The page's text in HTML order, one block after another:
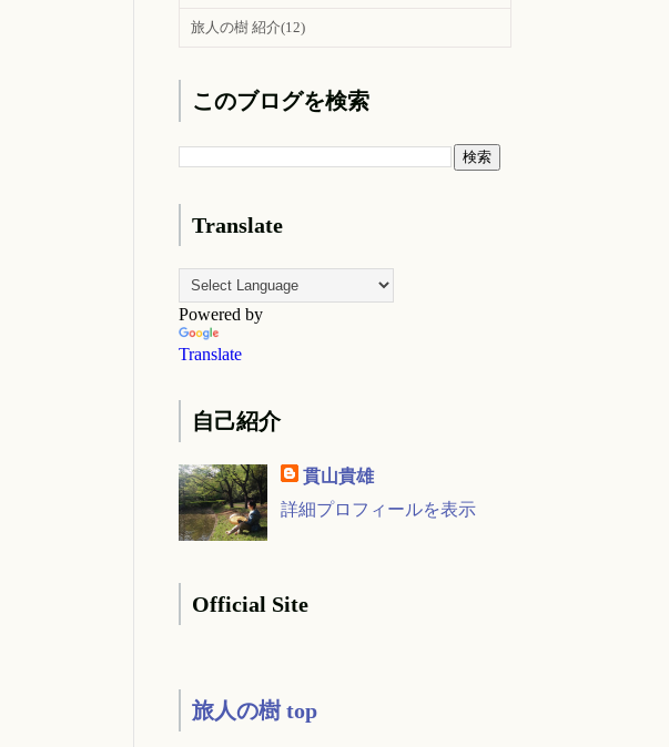
旅人の樹 紹介(12)
このブログを検索
Translate
Powered by
Translate
自己紹介
貫山貴雄
詳細プロフィールを表示
Official Site
旅人の樹 top